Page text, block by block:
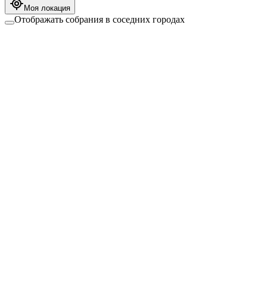
Моя локация
Отображать собрания в соседних городах